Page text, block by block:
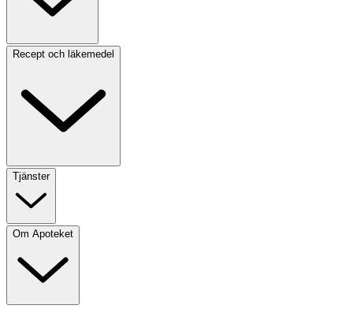
Recept och läkemedel
Tjänster
Om Apoteket